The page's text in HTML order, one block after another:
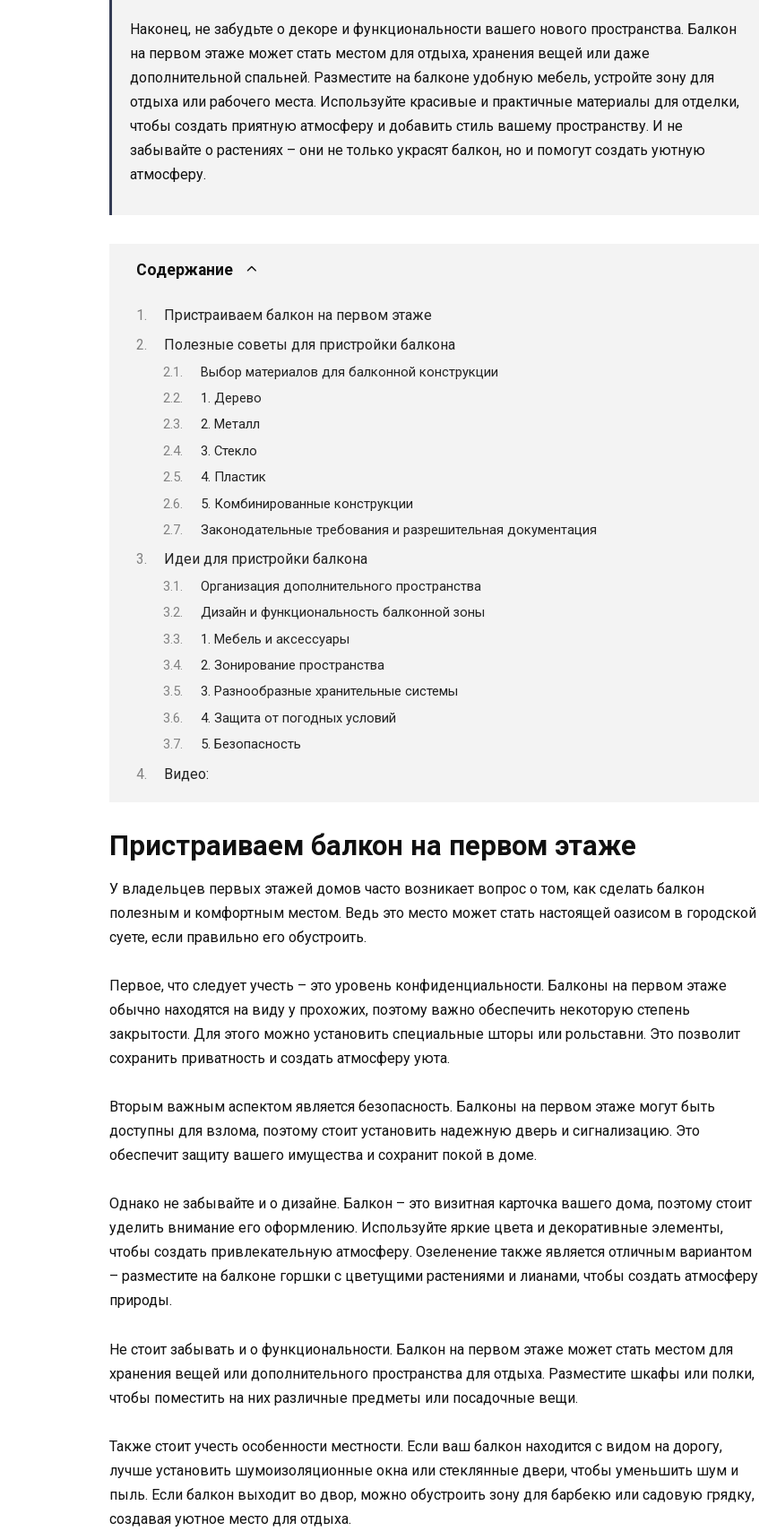
Наконец, не забудьте о декоре и функциональности вашего нового пространства. Балкон
на первом этаже может стать местом для отдыха, хранения вещей или даже
дополнительной спальней. Разместите на балконе удобную мебель, устройте зону для
отдыха или рабочего места. Используйте красивые и практичные материалы для отделки,
чтобы создать приятную атмосферу и добавить стиль вашему пространству. И не
забывайте о растениях – они не только украсят балкон, но и помогут создать уютную
атмосферу.
Содержание
Пристраиваем балкон на первом этаже
Полезные советы для пристройки балкона
Выбор материалов для балконной конструкции
1. Дерево
2. Металл
3. Стекло
4. Пластик
5. Комбинированные конструкции
Законодательные требования и разрешительная документация
Идеи для пристройки балкона
Организация дополнительного пространства
Дизайн и функциональность балконной зоны
1. Мебель и аксессуары
2. Зонирование пространства
3. Разнообразные хранительные системы
4. Защита от погодных условий
5. Безопасность
Видео:
Пристраиваем балкон на первом этаже
У владельцев первых этажей домов часто возникает вопрос о том, как сделать балкон
полезным и комфортным местом. Ведь это место может стать настоящей оазисом в городской
суете, если правильно его обустроить.
Первое, что следует учесть – это уровень конфиденциальности. Балконы на первом этаже
обычно находятся на виду у прохожих, поэтому важно обеспечить некоторую степень
закрытости. Для этого можно установить специальные шторы или рольставни. Это позволит
сохранить приватность и создать атмосферу уюта.
Вторым важным аспектом является безопасность. Балконы на первом этаже могут быть
доступны для взлома, поэтому стоит установить надежную дверь и сигнализацию. Это
обеспечит защиту вашего имущества и сохранит покой в доме.
Однако не забывайте и о дизайне. Балкон – это визитная карточка вашего дома, поэтому стоит
уделить внимание его оформлению. Используйте яркие цвета и декоративные элементы,
чтобы создать привлекательную атмосферу. Озеленение также является отличным вариантом
– разместите на балконе горшки с цветущими растениями и лианами, чтобы создать атмосферу
природы.
Не стоит забывать и о функциональности. Балкон на первом этаже может стать местом для
хранения вещей или дополнительного пространства для отдыха. Разместите шкафы или полки,
чтобы поместить на них различные предметы или посадочные вещи.
Также стоит учесть особенности местности. Если ваш балкон находится с видом на дорогу,
лучше установить шумоизоляционные окна или стеклянные двери, чтобы уменьшить шум и
пыль. Если балкон выходит во двор, можно обустроить зону для барбекю или садовую грядку,
создавая уютное место для отдыха.